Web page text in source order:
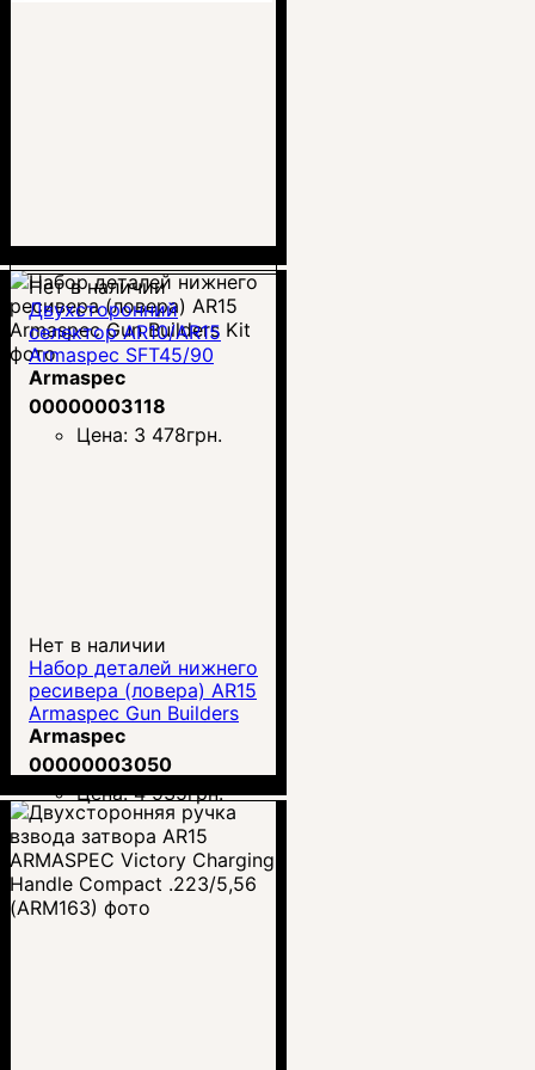
Нет в наличии
Двухсторонний
селектор AR10/AR15
Armaspec SFT45/90
(ARM113)
Armaspec
00000003118
Цена: 3 478грн.
Нет в наличии
Набор деталей нижнего
ресивера (ловера) AR15
Armaspec Gun Builders
Kit
Armaspec
00000003050
Цена:4 935грн.